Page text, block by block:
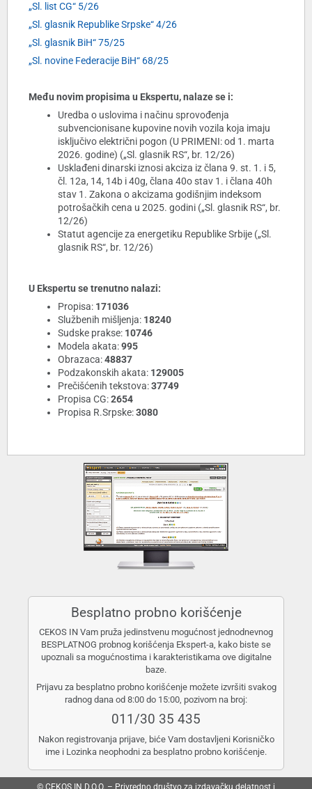
„Sl. list CG“ 5/26
„Sl. glasnik Republike Srpske“ 4/26
„Sl. glasnik BiH“ 75/25
„Sl. novine Federacije BiH“ 68/25
Među novim propisima u Ekspertu, nalaze se i:
Uredba o uslovima i načinu sprovođenja
subvencionisane kupovine novih vozila koja imaju
isključivo električni pogon (U PRIMENI: od 1. marta
2026. godine) („Sl. glasnik RS“, br. 12/26)
Usklađeni dinarski iznosi akciza iz člana 9. st. 1. i 5,
čl. 12a, 14, 14b i 40g, člana 40o stav 1. i člana 40h
stav 1. Zakona o akcizama godišnjim indeksom
potrošačkih cena u 2025. godini („Sl. glasnik RS“, br.
12/26)
Statut agencije za energetiku Republike Srbije („Sl.
glasnik RS“, br. 12/26)
U Ekspertu se trenutno nalazi:
Propisa: 171036
Službenih mišljenja: 18240
Sudske prakse: 10746
Modela akata:995
Obrazaca:48837
Podzakonskih akata: 129005
Prečišćenih tekstova:37749
Propisa CG:2654
Propisa R.Srpske:3080
Besplatno probno korišćenje
CEKOS IN Vam pruža jedinstvenu mogućnost jednodnevnog
BESPLATNOG probnog korišćenja Ekspert-a, kako biste se
upoznali sa mogućnostima i karakteristikama ove digitalne
baze.
Prijavu za besplatno probno korišćenje možete izvršiti svakog
radnog dana od 8:00 do 15:00, pozivom na broj:
011/30 35 435
Nakon registrovanja prijave, biće Vam dostavljeni Korisničko
ime i Lozinka neophodni za besplatno probno korišćenje.
© CEKOS IN D.O.O. – Privredno društvo za izdavačku delatnost i